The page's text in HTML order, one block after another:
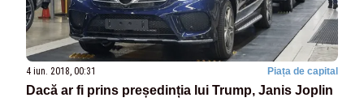
4 iun. 2018, 00:31 Piața de capital
Dacă ar fi prins președinția lui Trump, Janis Joplin